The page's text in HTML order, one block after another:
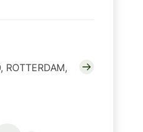
ROTTERDAM,